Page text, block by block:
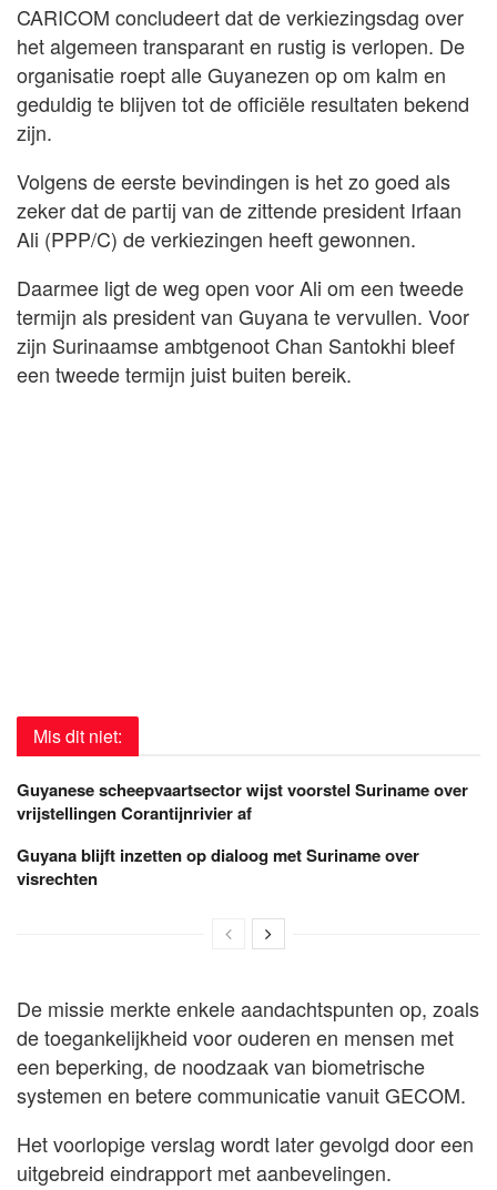
CARICOM concludeert dat de verkiezingsdag over
het algemeen transparant en rustig is verlopen. De
organisatie roept alle Guyanezen op om kalm en
geduldig te blijven tot de officiële resultaten bekend
zijn.
Volgens de eerste bevindingen is het zo goed als
zeker dat de partij van de zittende president Irfaan
Ali (PPP/C) de verkiezingen heeft gewonnen.
Daarmee ligt de weg open voor Ali om een tweede
termijn als president van Guyana te vervullen. Voor
zijn Surinaamse ambtgenoot Chan Santokhi bleef
een tweede termijn juist buiten bereik.
Mis dit niet:
Guyanese scheepvaartsector wijst voorstel Suriname over
vrijstellingen Corantijnrivier af
Guyana blijft inzetten op dialoog met Suriname over
visrechten
De missie merkte enkele aandachtspunten op, zoals
de toegankelijkheid voor ouderen en mensen met
een beperking, de noodzaak van biometrische
systemen en betere communicatie vanuit GECOM.
Het voorlopige verslag wordt later gevolgd door een
uitgebreid eindrapport met aanbevelingen.